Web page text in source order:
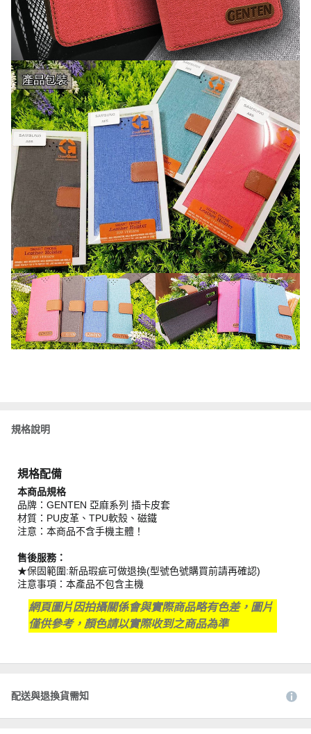
規格說明
規格配備
本商品規格
品牌：GENTEN 亞麻系列 插卡皮套
材質：PU皮革、TPU軟殼、磁鐵
注意：本商品不含手機主體！
售後服務：
★保固範圍:新品瑕疵可做退換(型號色號購買前請再確認)
注意事項：本產品不包含主機
網頁圖片因拍攝關係會與實際商品略有色差，圖片
僅供參考，顏色請以實際收到之商品為準
配送與退換貨需知